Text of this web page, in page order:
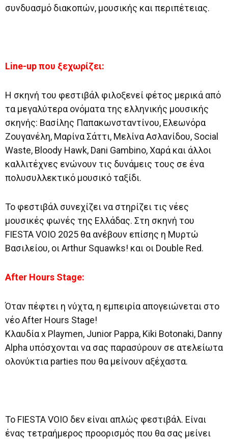
συνδυασμό διακοπών, μουσικής και περιπέτειας.
Line-up που ξεχωρίζει:
Η σκηνή του φεστιβάλ φιλοξενεί φέτος μερικά από
τα μεγαλύτερα ονόματα της ελληνικής μουσικής
σκηνής: Βασίλης Παπακωνσταντίνου, Ελεωνόρα
Ζουγανέλη, Μαρίνα Σάττι, Μελίνα Ασλανίδου, Social
Waste, Bloody Hawk, Dani Gambino, Χαρά και άλλοι
καλλιτέχνες ενώνουν τις δυνάμεις τους σε ένα
πολυσυλλεκτικό μουσικό ταξίδι.
Το φεστιβάλ συνεχίζει να στηρίζει τις νέες
μουσικές φωνές της Ελλάδας. Στη σκηνή του
FIESTA VOIO 2025 θα ανέβουν επίσης η Μυρτώ
Βασιλείου, οι Arthur Squawks! και οι Double Red.
After Hours Stage:
Όταν πέφτει η νύχτα, η εμπειρία απογειώνεται στο
νέο After Hours Stage!
Κλαυδία x Playmen, Junior Pappa, Kiki Botonaki, Danny
Alpha υπόσχονται να σας παρασύρουν σε ατελείωτα
ολονύκτια parties που θα μείνουν αξέχαστα.
Το FIESTA VOIO δεν είναι απλώς φεστιβάλ. Είναι
ένας τετραήμερος προορισμός που θα σας μείνει